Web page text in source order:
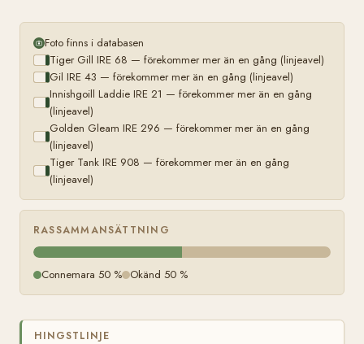
Foto finns i databasen
Tiger Gill IRE 68 — förekommer mer än en gång (linjeavel)
Gil IRE 43 — förekommer mer än en gång (linjeavel)
Innishgoill Laddie IRE 21 — förekommer mer än en gång
(linjeavel)
Golden Gleam IRE 296 — förekommer mer än en gång
(linjeavel)
Tiger Tank IRE 908 — förekommer mer än en gång
(linjeavel)
RASSAMMANSÄTTNING
Connemara 50 % Okänd 50 %
HINGSTLINJE